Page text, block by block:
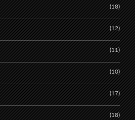
(18)
(12)
(11)
(10)
(17)
(18)